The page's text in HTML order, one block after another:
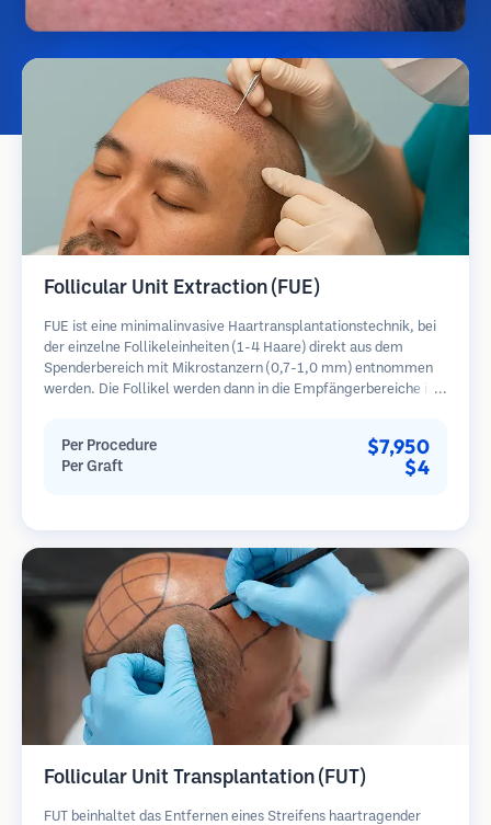
Follicular Unit Extraction (FUE)
FUE ist eine minimalinvasive Haartransplantationstechnik, bei
der einzelne Follikeleinheiten (1-4 Haare) direkt aus dem
Spenderbereich mit Mikrostanzern (0,7-1,0 mm) entnommen
werden. Die Follikel werden dann in die Empfängerbereiche in
im Vergleich zu Streifenentnahmemethoden.
Per Procedure $7,950
Per Graft $4
Follicular Unit Transplantation (FUT)
FUT beinhaltet das Entfernen eines Streifens haartragender